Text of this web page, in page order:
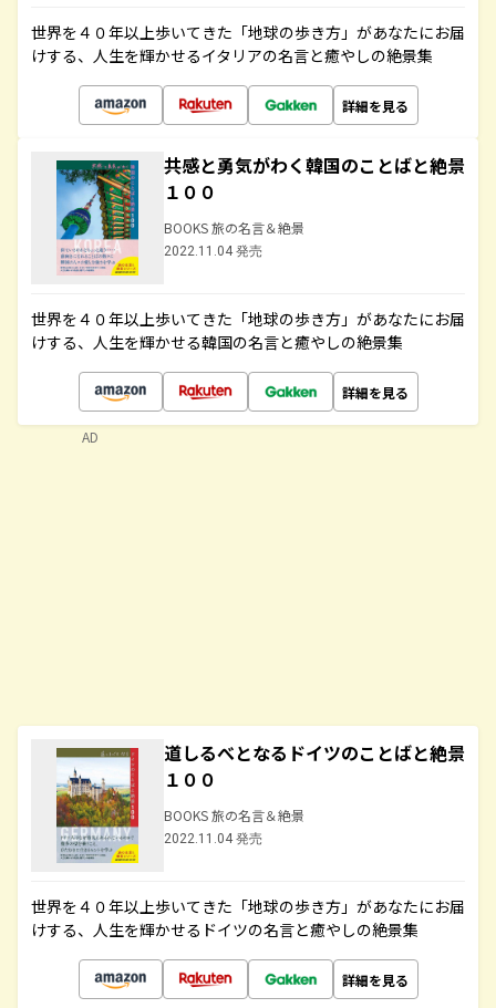
世界を４０年以上歩いてきた「地球の歩き方」があなたにお届
けする、人生を輝かせるイタリアの名言と癒やしの絶景集
詳細を見る
共感と勇気がわく韓国のことばと絶景
１００
BOOKS 旅の名言＆絶景
2022.11.04 発売
世界を４０年以上歩いてきた「地球の歩き方」があなたにお届
けする、人生を輝かせる韓国の名言と癒やしの絶景集
詳細を見る
道しるべとなるドイツのことばと絶景
１００
BOOKS 旅の名言＆絶景
2022.11.04 発売
世界を４０年以上歩いてきた「地球の歩き方」があなたにお届
けする、人生を輝かせるドイツの名言と癒やしの絶景集
詳細を見る
AD